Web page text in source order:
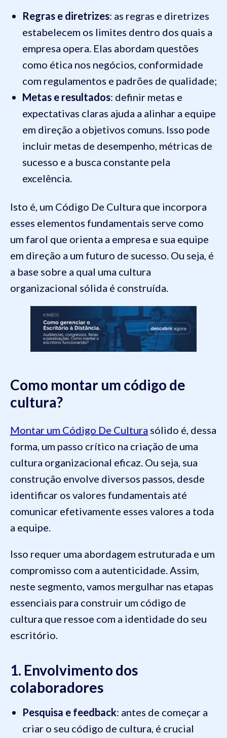
Regras e diretrizes: as regras e diretrizes
estabelecem os limites dentro dos quais a
empresa opera. Elas abordam questões
como ética nos negócios, conformidade
com regulamentos e padrões de qualidade;
Metas e resultados: definir metas e
expectativas claras ajuda a alinhar a equipe
em direção a objetivos comuns. Isso pode
incluir metas de desempenho, métricas de
sucesso e a busca constante pela
excelência.
Isto é, um Código De Cultura que incorpora
esses elementos fundamentais serve como
um farol que orienta a empresa e sua equipe
em direção a um futuro de sucesso. Ou seja, é
a base sobre a qual uma cultura
organizacional sólida é construída.
Como montar um código de
cultura?
Montar um Código De Cultura sólido é, dessa
forma, um passo crítico na criação de uma
cultura organizacional eficaz. Ou seja, sua
construção envolve diversos passos, desde
identificar os valores fundamentais até
comunicar efetivamente esses valores a toda
a equipe.
Isso requer uma abordagem estruturada e um
compromisso com a autenticidade. Assim,
neste segmento, vamos mergulhar nas etapas
essenciais para construir um código de
cultura que ressoe com a identidade do seu
escritório.
1. Envolvimento dos
colaboradores
Pesquisa e feedback: antes de começar a
criar o seu código de cultura, é crucial